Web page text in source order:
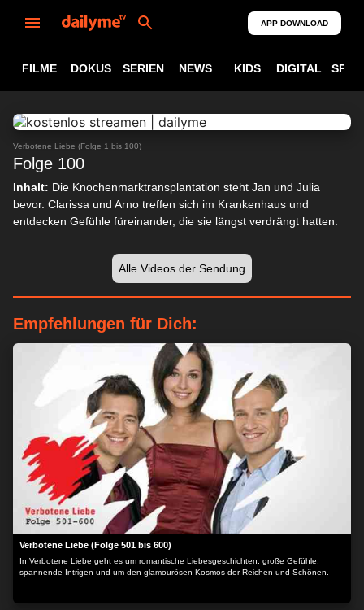
APP DOWNLOAD
FILME DOKUS SERIEN NEWS KIDS DIGITAL
Verbotene Liebe (Folge 1 bis 100)
Folge 100
Inhalt: Die Knochenmarktransplantation steht Jan und Julia
bevor. Clarissa und Arno treffen sich im Krankenhaus und
entdecken Gefühle füreinander, die sie längst verdrängt hatten.
Alle Videos der Sendung
Empfehlungen für Dich:
Verbotene Liebe (Folge 501 bis 600)
In Verbotene Liebe geht es um romantische Liebesgeschichten, große Gefühle,
spannende Intrigen und um den glamourösen Kosmos der Reichen und Schönen.